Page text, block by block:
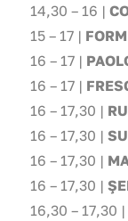
14,30 – 16 |
15 – 17 |
16 – 17 |
16 – 17 |
16 – 17,30 |
16 – 17,30 |
16 – 17,30 |
16 – 17,30 |
16,30 – 17,30 |